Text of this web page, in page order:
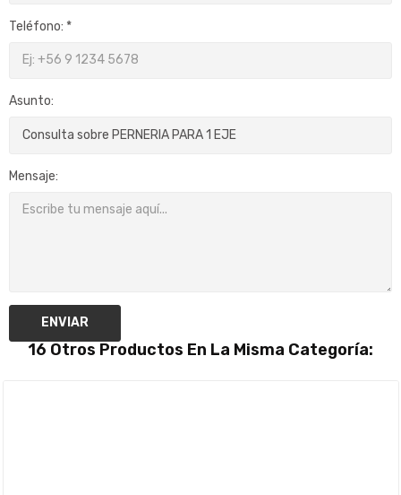
Teléfono: *
Asunto:
Mensaje:
ENVIAR
16 Otros Productos En La Misma Categoría: